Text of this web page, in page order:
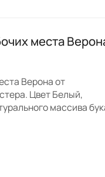
места
Верона от
Цвет Белый,
массива